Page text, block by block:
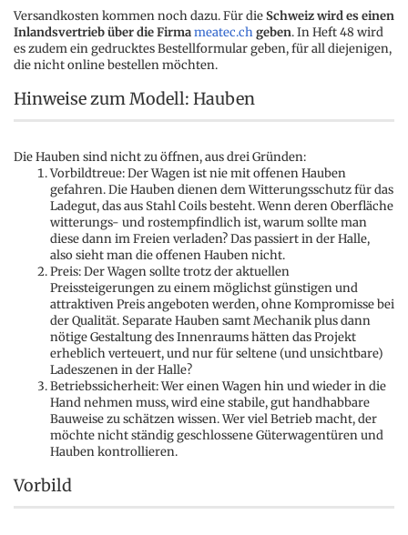
Versandkosten kommen noch dazu. Für dieSchweiz wird es einen
Inlandsvertrieb über die Firmameatec.chgeben. In Heft 48 wird
es zudem ein gedrucktes Bestellformular geben, für all diejenigen,
die nicht online bestellen möchten.
Hinweise zum Modell: Hauben
Die Hauben sind nicht zu öffnen, aus drei Gründen:
Vorbildtreue: Der Wagen ist nie mit offenen Hauben
gefahren. Die Hauben dienen dem Witterungsschutz für das
Ladegut, das aus Stahl Coils besteht. Wenn deren Oberfläche
witterungs- und rostempfindlich ist, warum sollte man
diese dann im Freien verladen? Das passiert in der Halle,
also sieht man die offenen Hauben nicht.
Preis: Der Wagen sollte trotz der aktuellen
Preissteigerungen zu einem möglichst günstigen und
attraktiven Preis angeboten werden, ohne Kompromisse bei
der Qualität. Separate Hauben samt Mechanik plus dann
nötige Gestaltung des Innenraums hätten das Projekt
erheblich verteuert, und nur für seltene (und unsichtbare)
Ladeszenen in der Halle?
Betriebssicherheit: Wer einen Wagen hin und wieder in die
Hand nehmen muss, wird eine stabile, gut handhabbare
Bauweise zu schätzen wissen. Wer viel Betrieb macht, der
möchte nicht ständig geschlossene Güterwagentüren und
Hauben kontrollieren.
Vorbild